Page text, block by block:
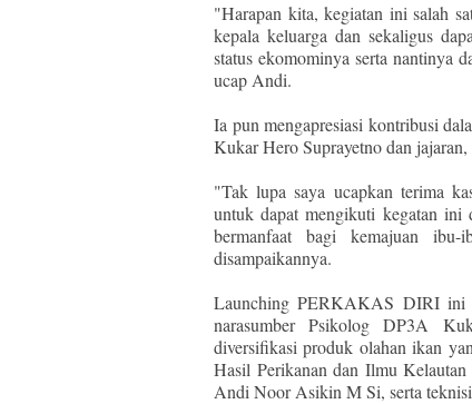
"Harapan kita, kegiatan ini salah
kepala keluarga dan sekaligus
status ekomominya serta nantinya
ucap Andi.
Ia pun mengapresiasi kontribusi
Kukar Hero Suprayetno dan
"Tak lupa saya ucapkan terima
untuk dapat mengikuti kegatan ini
bermanfaat bagi kemajuan ibu-
disampaikannya.
Launching PERKAKAS DIRI ini
narasumber Psikolog DP3A
diversifikasi produk olahan ikan
Hasil Perikanan dan Ilmu
Andi Noor Asikin M Si, serta